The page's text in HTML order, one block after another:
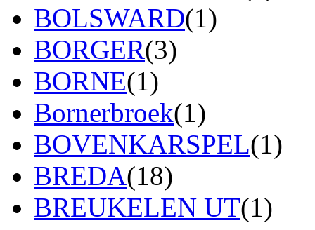
BOLSWARD(1)
BORGER(3)
BORNE(1)
Bornerbroek(1)
BOVENKARSPEL(1)
BREDA(18)
BREUKELEN UT(1)